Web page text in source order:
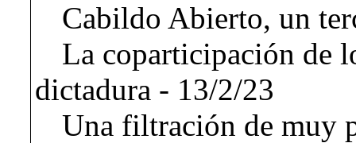
Cabildo Abierto, un
La coparticipación de
dictadura - 13/2/23
Una filtración de muy